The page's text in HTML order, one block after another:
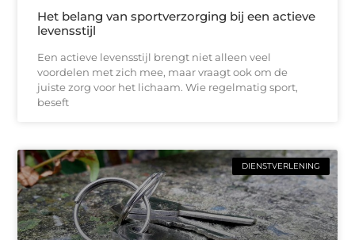
Het belang van sportverzorging bij een actieve
levensstijl
Een actieve levensstijl brengt niet alleen veel
voordelen met zich mee, maar vraagt ook om de
juiste zorg voor het lichaam. Wie regelmatig sport,
beseft
DIENSTVERLENING